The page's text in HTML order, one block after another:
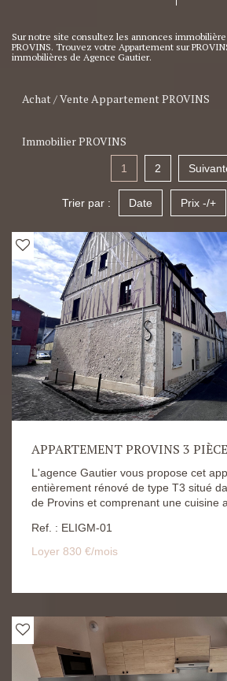
Sur notre site consultez les annonces
PROVINS. Trouvez votre Appartement sur
immobilières de Agence Gautier.
Achat / Vente Appartement PROVINS
Immobilier PROVINS
1 2
Trier par : Date Prix -/+
APPARTEMENT PROVINS 3
L'agence Gautier vous propose cet
entièrement rénové de type T3 situé
de Provins et comprenant une cuisine aménagée et
fixé à 830 euros Dépôt de garantie à 830 euros
Honoraires d'agence à 629.86 euros Les risques
auxquels ce bien s'expose sont
Géorisques : https://
Ref. : ELIGM-01
Loyer 830 €/mois